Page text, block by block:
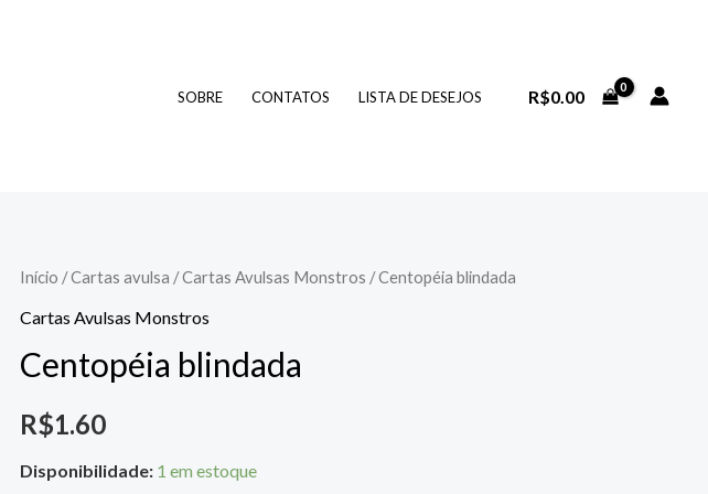
SOBRE CONTATOS LISTA DE DESEJOS R$0.00
Início /Cartas avulsa /Cartas Avulsas Monstros / Centopéia blindada
Cartas Avulsas Monstros
Centopéia blindada
R$1.60
Disponibilidade: 1 em estoque
Centopéia
blindada